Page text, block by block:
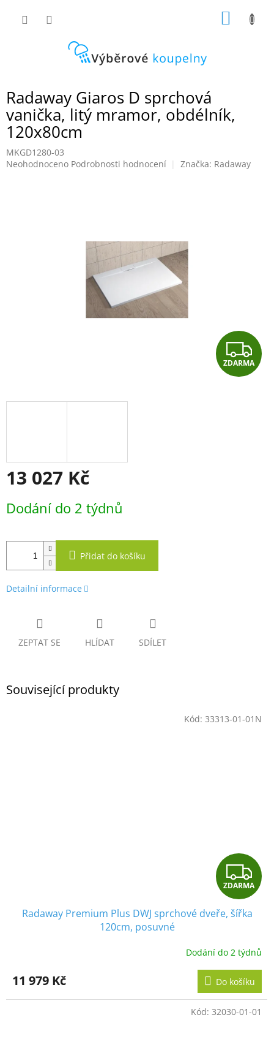
Radaway Giaros D sprchová
vanička, litý mramor, obdélník,
120x80cm
MKGD1280-03
Průměrné
Neohodnoceno Podrobnosti hodnocení Značka: Radaway
Z
D
ZDARMA
13 027 Kč
cena:
Dodání do 2 týdnů
Přidat do košíku
Detailní informace
ZEPTAT SE HLÍDAT SDÍLET
Související produkty
Z
D
A
R
M
A
ZDARMA
Radaway Premium Plus DWJ sprchové dveře, šířka
120cm, posuvné
Dodání do 2 týdnů
11 979 Kč Do košíku
Kód: 33313-01-01N
Kód: 32030-01-01